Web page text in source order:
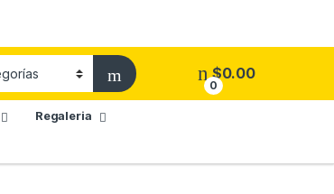
0
$0.00
Regaleria